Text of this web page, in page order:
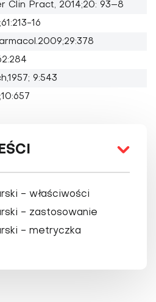
Clin Pract, 2014;20: 93–8
16
9:543
- właściwości
- zastosowanie
- metryczka